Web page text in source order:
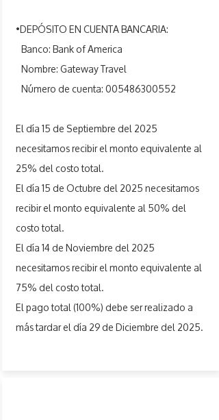
•DEPÓSITO EN CUENTA BANCARIA:
Banco: Bank of America
Nombre: Gateway Travel
Número de cuenta:005486300552
El día 15 de Septiembre del 2025
necesitamos recibir el monto equivalente al
25% del costo total.
El día 15 de Octubre del 2025 necesitamos
recibir el monto equivalente al 50% del
costo total.
El día 14 de Noviembre del 2025
necesitamos recibir el monto equivalente al
75% del costo total.
El pago total (100%) debe ser realizado a
más tardar el día 29 de Diciembre del 2025.